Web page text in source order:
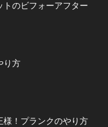
のビフォーアフター
り方
様！プランクのやり方